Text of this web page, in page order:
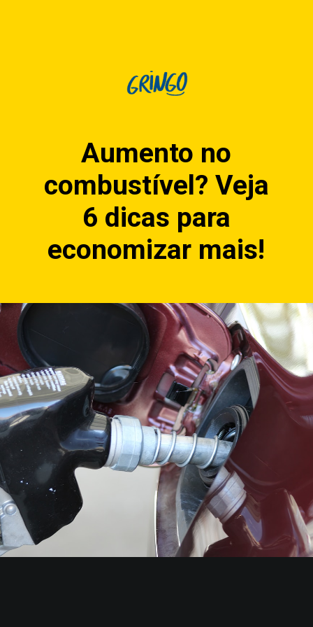
Aumento no
combustível? Veja
6 dicas para
economizar mais!